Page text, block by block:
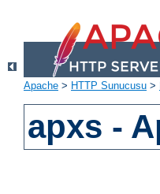
Apache > HTTP Sunucusu >
apxs -